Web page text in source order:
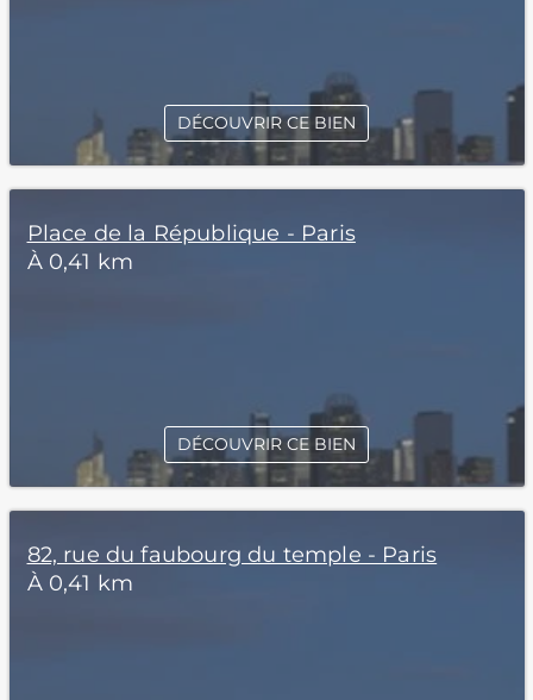
DÉCOUVRIR CE BIEN
Place de la République - Paris
À 0,41 km
DÉCOUVRIR CE BIEN
82, rue du faubourg du temple - Paris
À 0,41 km